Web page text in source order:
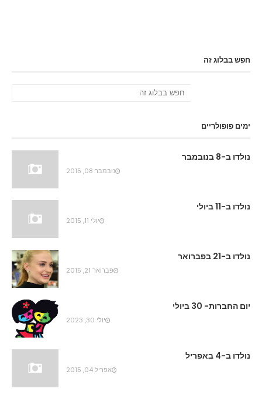
חפש בבלוג זה
ימים פופולריים
נולדו ב-8 בנובמבר
נובמבר 08, 2015
נולדו ב-11 ביולי
יולי 11, 2015
נולדו ב-21 בפברואר
פברואר 21, 2015
יום החברות- 30 ביולי
יולי 30, 2023
נולדו ב-4 באפריל
אפריל 04, 2015